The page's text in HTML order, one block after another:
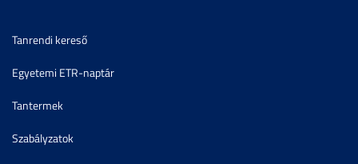
Tanrendi kereső
Egyetemi ETR-naptár
Tantermek
Szabályzatok